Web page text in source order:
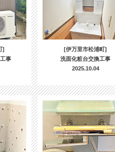
]
事
[伊万里市松浦町]
洗面化粧台交換工事
2025.10.04